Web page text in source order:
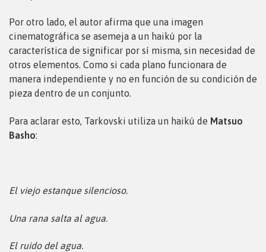
Por otro lado, el autor afirma que una imagen
cinematográfica se asemeja a un haikú por la
característica de significar por sí misma, sin necesidad de
otros elementos. Como si cada plano funcionara de
manera independiente y no en función de su condición de
pieza dentro de un conjunto.
Para aclarar esto, Tarkovski utiliza un haikú de Matsuo
Basho:
El viejo estanque silencioso.
Una rana salta al agua.
El ruido del agua.